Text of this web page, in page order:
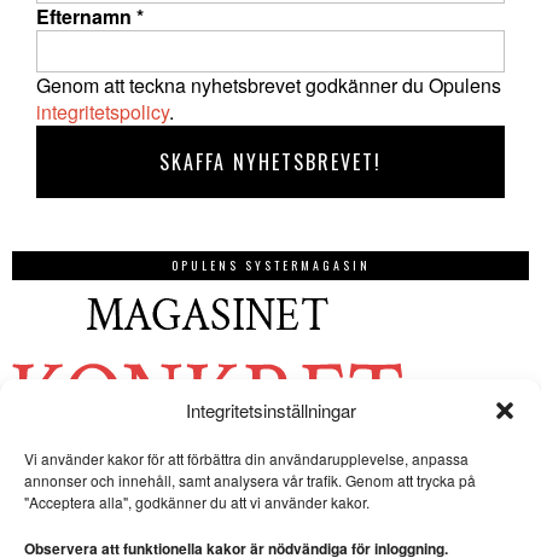
Integritetsinställningar
Vi använder kakor för att förbättra din användarupplevelse, anpassa
annonser och innehåll, samt analysera vår trafik. Genom att trycka på
"Acceptera alla", godkänner du att vi använder kakor.
Observera att funktionella kakor är nödvändiga för inloggning.
Efternamn *
Genom att teckna nyhetsbrevet godkänner du Opulens
integritetspolicy.
OPULENS SYSTERMAGASIN